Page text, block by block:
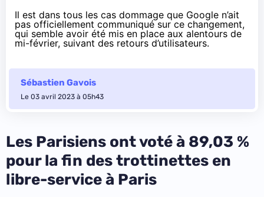
Il est dans tous les cas dommage que Google n’ait
pas officiellement communiqué sur ce changement,
qui semble avoir été mis en place aux alentours de
mi-février, suivant des retours d’utilisateurs.
Sébastien Gavois
Le 03 avril 2023 à 05h43
Les Parisiens ont voté à 89,03 %
pour la fin des trottinettes en
libre-service à Paris